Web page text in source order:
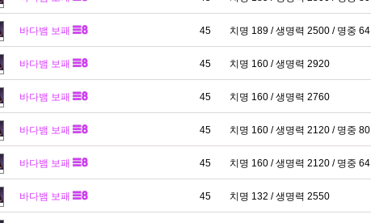
바다뱀 보패 45 치명 189 / 생명력 2500 / 명중 64
바다뱀 보패 45 치명 160 / 생명력 2920
바다뱀 보패 45 치명 160 / 생명력 2760
바다뱀 보패 45 치명 160 / 생명력 2120 / 명중 80
바다뱀 보패 45 치명 160 / 생명력 2120 / 명중 64
바다뱀 보패 45 치명 132 / 생명력 2550